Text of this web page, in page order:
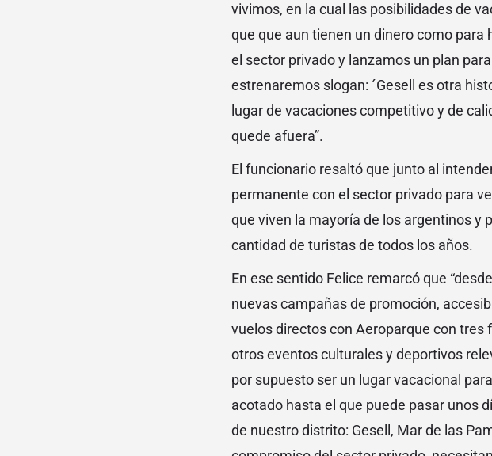
vivimos, en la cual las posibilidades de
que que aun tienen un dinero como
el sector privado y lanzamos un plan
estrenaremos slogan: ´Gesell es otra
lugar de vacaciones competitivo y de
quede afuera”.
El funcionario resaltó que junto al
permanente con el sector privado para
que viven la mayoría de los argentinos y
cantidad de turistas de todos los años.
En ese sentido Felice remarcó que
nuevas campañas de promoción,
vuelos directos con Aeroparque con tres
otros eventos culturales y deportivos
por supuesto ser un lugar vacacional
acotado hasta el que puede pasar unos
de nuestro distrito: Gesell, Mar de las